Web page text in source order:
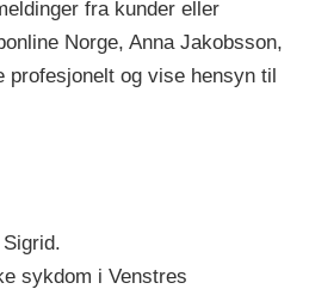
fra kunder eller
Norge, Anna Jakobsson,
og vise hensyn til
sykdom i Venstres